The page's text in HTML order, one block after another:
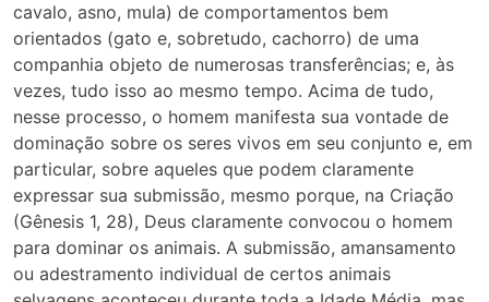
cavalo, asno, mula) de comportamentos bem
orientados (gato e, sobretudo, cachorro) de uma
companhia objeto de numerosas transferências; e, às
vezes, tudo isso ao mesmo tempo. Acima de tudo,
nesse processo, o homem manifesta sua vontade de
dominação sobre os seres vivos em seu conjunto e, em
particular, sobre aqueles que podem claramente
expressar sua submissão, mesmo porque, na Criação
(Gênesis 1, 28), Deus claramente convocou o homem
para dominar os animais. A submissão, amansamento
ou adestramento individual de certos animais